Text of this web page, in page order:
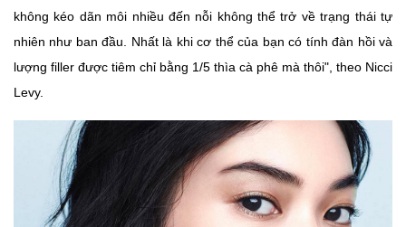
không kéo dãn môi nhiều đến nỗi không thể trở về trạng thái tự
nhiên như ban đầu. Nhất là khi cơ thể của bạn có tính đàn hồi và
lượng filler được tiêm chỉ bằng 1/5 thìa cà phê mà thôi", theo Nicci
Levy.